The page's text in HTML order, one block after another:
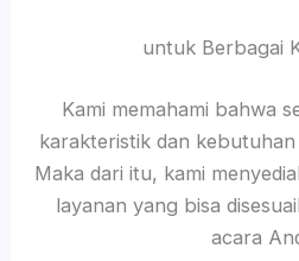
untuk Berbagai
Kami memahami bahwa
karakteristik dan
Maka dari itu, kami
layanan yang bisa
acara